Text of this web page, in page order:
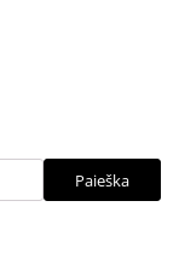
Paieška